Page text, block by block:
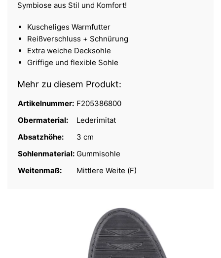
Symbiose aus Stil und Komfort!
Kuscheliges Warmfutter
Reißverschluss + Schnürung
Extra weiche Decksohle
Griffige und flexible Sohle
Mehr zu diesem Produkt:
Artikelnummer: F205386800
Obermaterial:
Lederimitat
Absatzhöhe:
3 cm
Sohlenmaterial: Gummisohle
Weitenmaß:
Mittlere Weite (F)